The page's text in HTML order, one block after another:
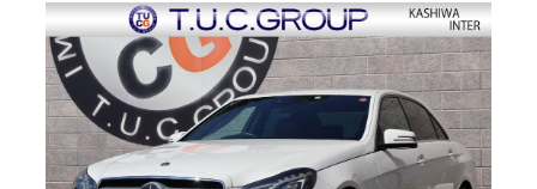
会社概要 個人情報保護方針
スタッフブログ 納車情報
ホーム T.U.C.GROUP